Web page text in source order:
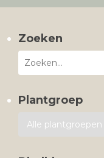
Zoeken
Plantgroep